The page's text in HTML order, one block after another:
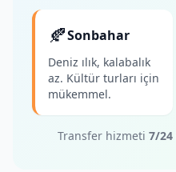
🍂Sonbahar
Deniz ılık, kalabalık
az. Kültür turları için
mükemmel.
Transfer hizmeti 7/24